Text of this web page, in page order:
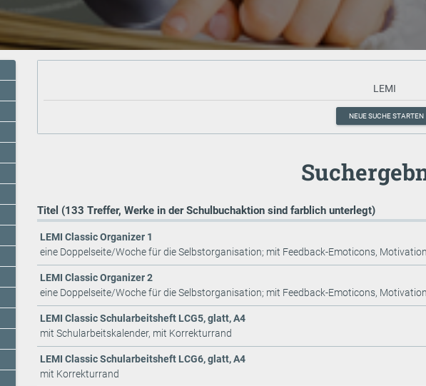
NEUE SUCHE STARTEN
Titel (133 Treffer, Werke in der Schulbuchaktion sind farblich unterlegt)
LEMI Classic Organizer 1
eine Doppelseite/Woche für die Selbstorganisation; mit Feedback-Emoticons,
LEMI Classic Organizer 2
eine Doppelseite/Woche für die Selbstorganisation; mit Feedback-Emoticons,
LEMI Classic Schularbeitsheft LCG5, glatt, A4
mit Schularbeitskalender, mit Korrekturrand
LEMI Classic Schularbeitsheft LCG6, glatt, A4
mit Korrekturrand